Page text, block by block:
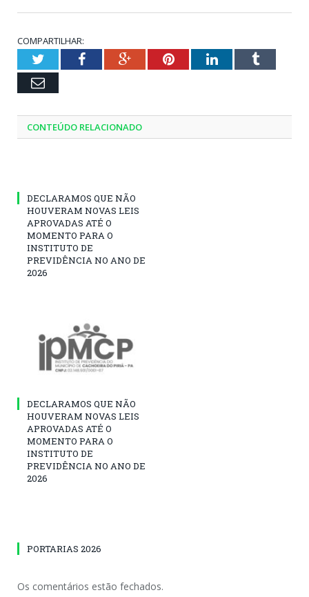
COMPARTILHAR:
TwitterFacebookGoogle+PinterestLinkedInTumblr
Email
CONTEÚDO RELACIONADO
DECLARAMOS QUE NÃO
HOUVERAM NOVAS LEIS
APROVADAS ATÉ O
MOMENTO PARA O
INSTITUTO DE
PREVIDÊNCIA NO ANO DE
2026
DECLARAMOS QUE NÃO
HOUVERAM NOVAS LEIS
APROVADAS ATÉ O
MOMENTO PARA O
INSTITUTO DE
PREVIDÊNCIA NO ANO DE
2026
PORTARIAS 2026
Os comentários estão fechados.